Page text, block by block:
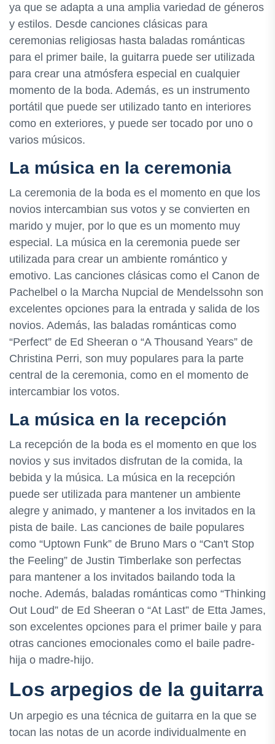
ya que se adapta a una amplia variedad de géneros
y estilos. Desde canciones clásicas para
ceremonias religiosas hasta baladas románticas
para el primer baile, la guitarra puede ser utilizada
para crear una atmósfera especial en cualquier
momento de la boda. Además, es un instrumento
portátil que puede ser utilizado tanto en interiores
como en exteriores, y puede ser tocado por uno o
varios músicos.
La música en la ceremonia
La ceremonia de la boda es el momento en que los
novios intercambian sus votos y se convierten en
marido y mujer, por lo que es un momento muy
especial. La música en la ceremonia puede ser
utilizada para crear un ambiente romántico y
emotivo. Las canciones clásicas como el Canon de
Pachelbel o la Marcha Nupcial de Mendelssohn son
excelentes opciones para la entrada y salida de los
novios. Además, las baladas románticas como
“Perfect” de Ed Sheeran o “A Thousand Years” de
Christina Perri, son muy populares para la parte
central de la ceremonia, como en el momento de
intercambiar los votos.
La música en la recepción
La recepción de la boda es el momento en que los
novios y sus invitados disfrutan de la comida, la
bebida y la música. La música en la recepción
puede ser utilizada para mantener un ambiente
alegre y animado, y mantener a los invitados en la
pista de baile. Las canciones de baile populares
como “Uptown Funk” de Bruno Mars o “Can't Stop
the Feeling” de Justin Timberlake son perfectas
para mantener a los invitados bailando toda la
noche. Además, baladas románticas como “Thinking
Out Loud” de Ed Sheeran o “At Last” de Etta James,
son excelentes opciones para el primer baile y para
otras canciones emocionales como el baile padre-
hija o madre-hijo.
Los arpegios de la guitarra
Un arpegio es una técnica de guitarra en la que se
tocan las notas de un acorde individualmente en